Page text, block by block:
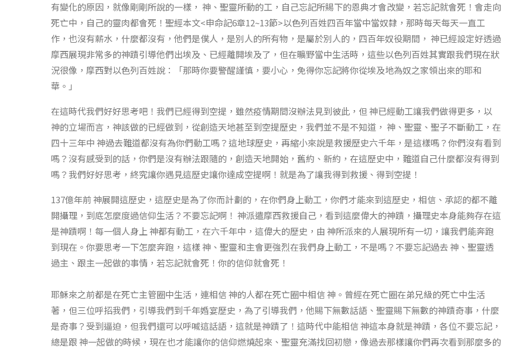
有變化的原因，就像剛剛所說的一樣， 神、聖靈所動的工，自己忘記所賜下的恩典才會改變，若忘記就會死！會走向
死亡中，自己的靈肉都會死！聖經本文<申命記6章12~13節>以色列百姓四百年當中當奴隸，那時每天每天一直工
作，也沒有薪水，什麼都沒有，他們是僕人，是別人的所有物，是屬於別人的，四百年奴役期間， 神已經設定好透過
摩西展現非常多的神蹟引導他們出埃及、已經離開埃及了，但在曠野當中生活時，這些以色列百姓其實跟我們現在狀
況很像，摩西對以色列百姓說：「那時你要警醒謹慎，要小心，免得你忘記將你從埃及地為奴之家領出來的耶和
華。」
在這時代我們好好思考吧！我們已經得到空提，雖然疫情期間沒辦法見到彼此，但 神已經動工讓我們做得更多，以
神的立場而言，神該做的已經做到，從創造天地甚至到空提歷史，我們並不是不知道， 神、聖靈、聖子不斷動工，在
四十三年中 神過去難道都沒有為你們動工嗎？這地球歷史，再縮小來說是救援歷史六千年，是這樣嗎？你們沒有看到
嗎？沒有感受到的話，你們是沒有辦法跟隨的，創造天地開始，舊約、新約，在這歷史中，難道自己什麼都沒有得到
嗎？我們好好思考，終究讓你遇見這歷史讓你達成空提啊！就是為了讓我得到救援、得到空提！
137億年前 神展開這歷史，這歷史是為了你而計劃的，在你們身上動工，你們才能來到這歷史，相信、承認的都不離
開攝理，到底怎麼度過信仰生活？不要忘記啊！ 神派遣摩西救援自己，看到這麼偉大的神蹟，攝理史本身能夠存在這
是神蹟啊！每一個人身上 神都有動工，在六千年中，這偉大的歷史，由 神所派來的人展現所有一切，讓我們能奔跑
到現在。你要思考一下怎麼奔跑，這樣 神、聖靈和主會更強烈在我們身上動工，不是嗎？不要忘記過去 神、聖靈透
過主、跟主一起做的事情，若忘記就會死！你的信仰就會死！
耶穌來之前都是在死亡主管圈中生活，連相信 神的人都在死亡圈中相信 神。曾經在死亡圈在弟兄級的死亡中生活
著，但三位呼招我們，引導我們到千年婚宴歷史，為了引導我們，他賜下無數話語、聖靈賜下無數的神蹟奇事，什麼
是奇事？受到逼迫，但我們還可以呼喊這話語，這就是神蹟了！這時代中能相信 神這本身就是神蹟，各位不要忘記，
總是跟 神一起做的時候，現在也才能讓你的信仰燃燒起來、聖靈充滿找回初戀，像過去那樣讓你們再次看到那麼多的